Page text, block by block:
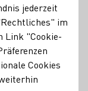
jederzeit
im
Link "Cookie-
Cookies